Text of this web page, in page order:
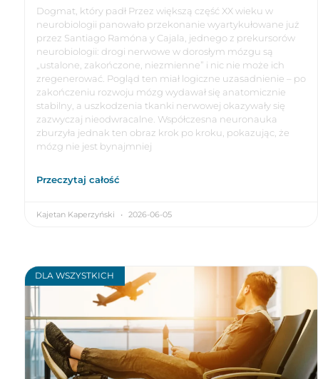
Dogmat, który padł Przez większą część XX wieku w
neurobiologii panowało przekonanie wyartykułowane już
przez Santiago Ramóna y Cajala, jednego z prekursorów
neurobiologii: drogi nerwowe w dorosłym mózgu są
„ustalone, zakończone, niezmienne” i nic nie może ich
zregenerować. Pogląd ten miał logiczne uzasadnienie – po
zakończeniu rozwoju mózg wydawał się anatomicznie
stabilny, a uszkodzenia tkanki nerwowej okazywały się
zazwyczaj nieodwracalne. Współczesna neuronauka
zburzyła jednak ten obraz krok po kroku, pokazując, że
mózg nie jest bynajmniej
Przeczytaj całość
Kajetan Kaperzyński 2026-06-05
DLA WSZYSTKICH